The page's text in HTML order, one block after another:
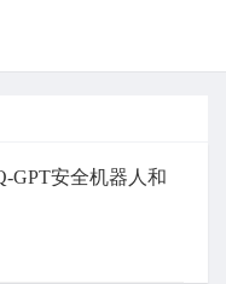
GPT安全机器人和